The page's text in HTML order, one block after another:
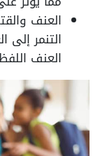
العنف
التنمر إلى
العنف